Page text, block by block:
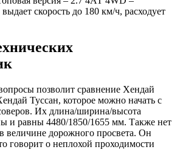
выдает скорость до 180 км/ч, расходует
позволит сравнение Хендай
Туссан, которое можно начать с
Их длина/ширина/высота
и равны 4480/1850/1655 мм. Также нет
величине дорожного просвета. Он
говорит о неплохой проходимости